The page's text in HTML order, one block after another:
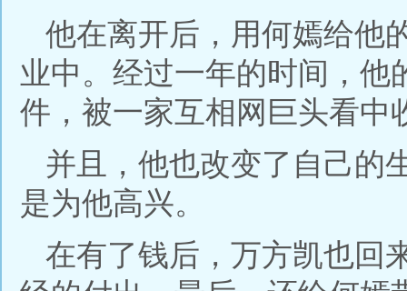
他在离开后，用何嫣给他
业中。经过一年的时间，他
件，被一家互相网巨头看中
并且，他也改变了自己的
是为他高兴。
在有了钱后，万方凯也回